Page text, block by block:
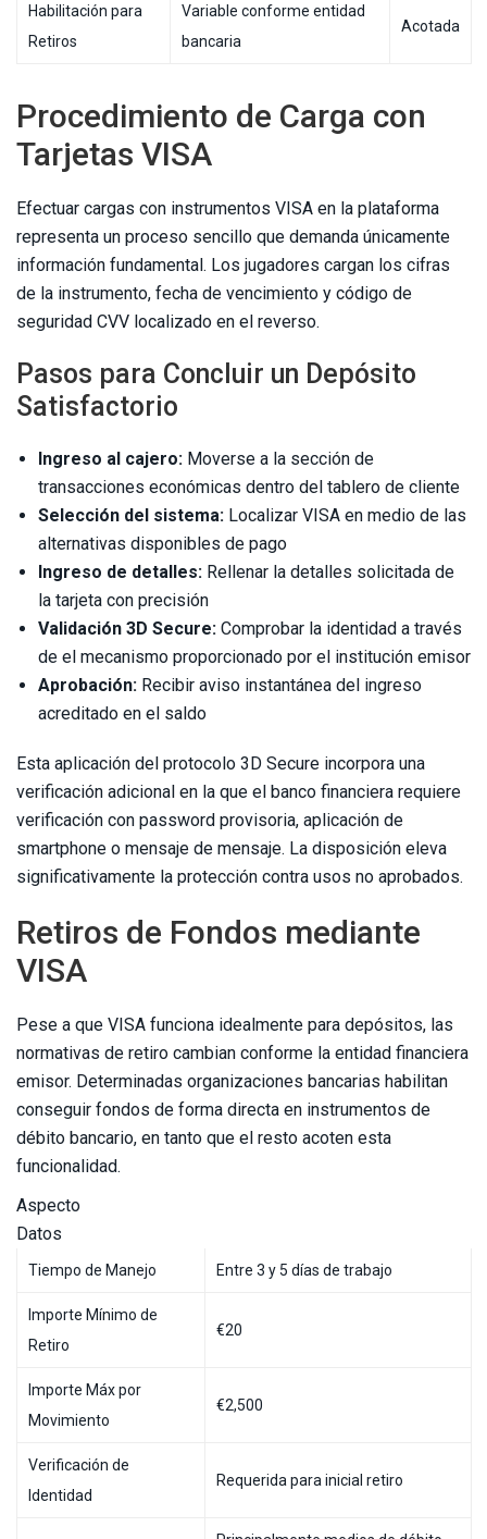
Habilitación para
Retiros
Variable conforme entidad
bancaria
Acotada
Procedimiento de Carga con
Tarjetas VISA
Efectuar cargas con instrumentos VISA en la plataforma
representa un proceso sencillo que demanda únicamente
información fundamental. Los jugadores cargan los cifras
de la instrumento, fecha de vencimiento y código de
seguridad CVV localizado en el reverso.
Pasos para Concluir un Depósito
Satisfactorio
Ingreso al cajero: Moverse a la sección de
transacciones económicas dentro del tablero de cliente
Selección del sistema: Localizar VISA en medio de las
alternativas disponibles de pago
Ingreso de detalles: Rellenar la detalles solicitada de
la tarjeta con precisión
Validación 3D Secure: Comprobar la identidad a través
de el mecanismo proporcionado por el institución emisor
Aprobación: Recibir aviso instantánea del ingreso
acreditado en el saldo
Esta aplicación del protocolo 3D Secure incorpora una
verificación adicional en la que el banco financiera requiere
verificación con password provisoria, aplicación de
smartphone o mensaje de mensaje. La disposición eleva
significativamente la protección contra usos no aprobados.
Retiros de Fondos mediante
VISA
Pese a que VISA funciona idealmente para depósitos, las
normativas de retiro cambian conforme la entidad financiera
emisor. Determinadas organizaciones bancarias habilitan
conseguir fondos de forma directa en instrumentos de
débito bancario, en tanto que el resto acoten esta
funcionalidad.
Aspecto
Datos
Tiempo de Manejo Entre 3 y 5 días de trabajo
Importe Mínimo de
Retiro
€20
Importe Máx por
Movimiento
€2,500
Verificación de
Identidad
Requerida para inicial retiro